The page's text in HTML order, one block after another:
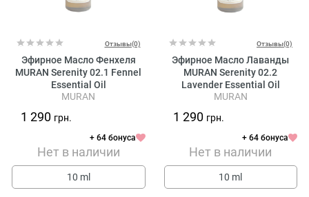
Отзывы(0)
Эфирное Масло Фенхеля
MURAN Serenity 02.1 Fennel
Essential Oil
MURAN
1 290 грн.
+ 64 бонуса
Нет в наличии
10 ml
Отзывы(0)
Эфирное Масло Лаванды
MURAN Serenity 02.2
Lavender Essential Oil
MURAN
1 290 грн.
+ 64 бонуса
Нет в наличии
10 ml